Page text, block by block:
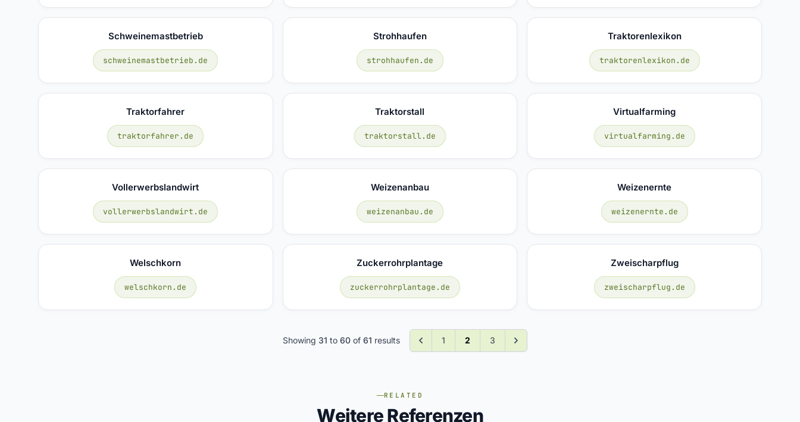
Schweinemastbetrieb
schweinemastbetrieb.de
Strohhaufen
strohhaufen.de
Traktorenlexikon
traktorenlexikon.de
Traktorfahrer
traktorfahrer.de
Traktorstall
traktorstall.de
Virtualfarming
virtualfarming.de
Vollerwerbslandwirt
vollerwerbslandwirt.de
Weizenanbau
weizenanbau.de
Weizenernte
weizenernte.de
Welschkorn
welschkorn.de
Zuckerrohrplantage
zuckerrohrplantage.de
Zweischarpflug
zweischarpflug.de
Showing 31 to 60of 61 results 1 2 3
RELATED
Weitere Referenzen